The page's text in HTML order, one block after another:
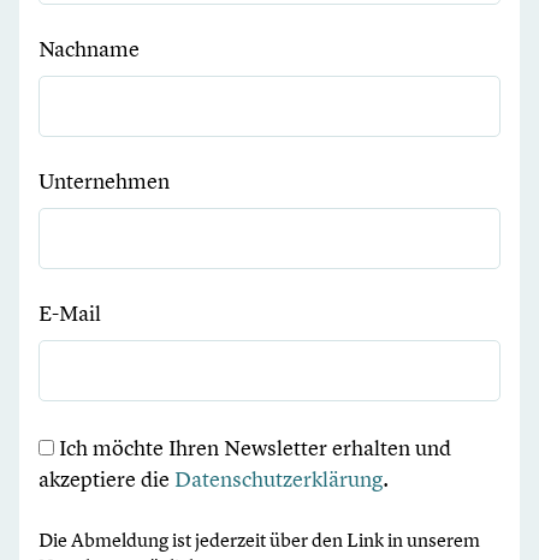
Nachname
Unternehmen
E-Mail
Ich möchte Ihren Newsletter erhalten und
akzeptiere die Datenschutzerklärung.
Die Abmeldung ist jederzeit über den Link in unserem